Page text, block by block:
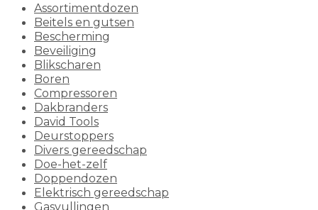
Assortimentdozen
Beitels en gutsen
Bescherming
Beveiliging
Blikscharen
Boren
Compressoren
Dakbranders
David Tools
Deurstoppers
Divers gereedschap
Doe-het-zelf
Doppendozen
Elektrisch gereedschap
Gasvullingen